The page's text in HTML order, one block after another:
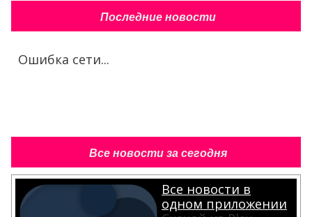
Последние новости
Ошибка сети...
Все новости за сегодня
Все новости в
одном приложении